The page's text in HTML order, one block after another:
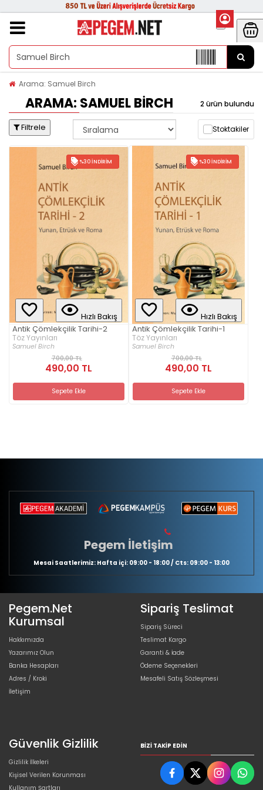
Arama: Samuel Birch
ARAMA: SAMUEL BIRCH 2 ürün bulundu
Filtrele Stoktakiler
%30 İNDIRIM
Hızlı Bakış
Antik Çömlekçilik Tarihi-2
Töz Yayınları
Samuel Birch
700,00 TL
490,00 TL
Sepete Ekle
%30 İNDIRIM
Hızlı Bakış
Antik Çömlekçilik Tarihi-1
Töz Yayınları
Samuel Birch
700,00 TL
490,00 TL
Sepete Ekle
Pegem İletişim
Mesai Saatlerimiz: Hafta içi: 09:00 - 18:00 / Cts: 09:00 - 13:00
Pegem.Net
Kurumsal
Hakkımızda
Yazarımız Olun
Banka Hesapları
Adres / Kroki
İletişim
Sipariş Teslimat
Sipariş Süreci
Teslimat Kargo
Garanti & İade
Ödeme Seçenekleri
Mesafeli Satış Sözleşmesi
Güvenlik Gizlilik
Gizlilik İlkeleri
Kişisel Verilen Korunması
Kullanım Şartları
BIZI TAKIP EDIN